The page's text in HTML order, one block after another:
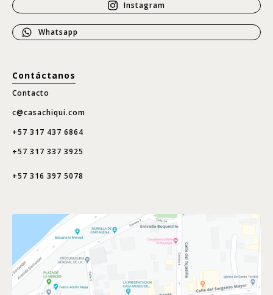
Instagram
Whatsapp
Contáctanos
Contacto
c@casachiqui.com
+57 317 437 6864
+57 317 337 3925
+57 316 397 5078